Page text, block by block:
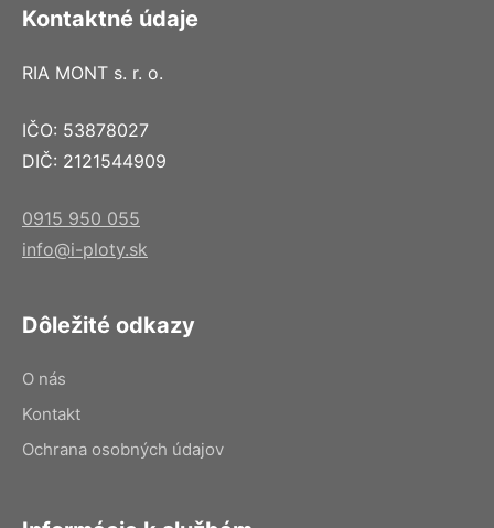
Kontaktné údaje
RIA MONT s. r. o.
IČO: 53878027
DIČ: 2121544909
0915 950 055
info@i-ploty.sk
Dôležité odkazy
O nás
Kontakt
Ochrana osobných údajov